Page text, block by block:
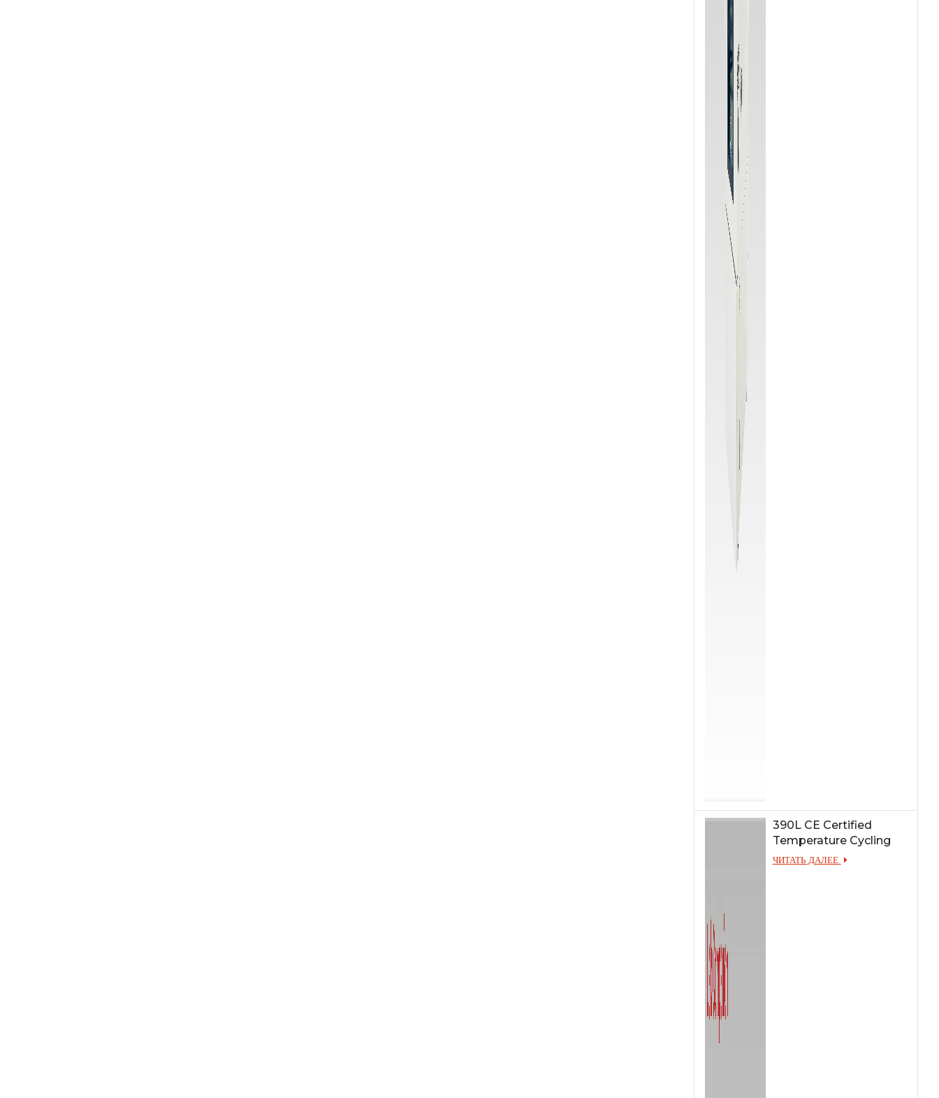
390L CE Certified
Temperature Cycling
Test Chamber
ЧИТАТЬ ДАЛЕЕ